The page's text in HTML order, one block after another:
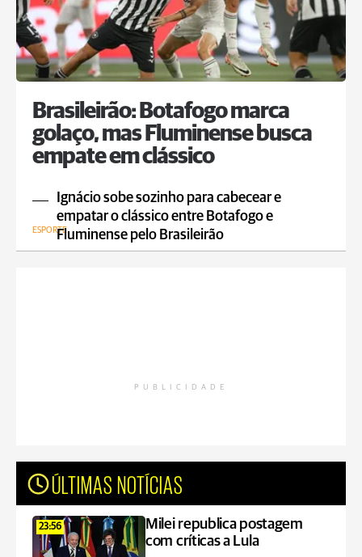
Brasileirão: Botafogo marca
golaço, mas Fluminense busca
empate em clássico
Ignácio sobe sozinho para cabecear e
empatar o clássico entre Botafogo e
Fluminense pelo Brasileirão
ESPORTE
PUBLICIDADE
ÚLTIMAS NOTÍCIAS
23:56
Milei republica postagem
com críticas a Lula